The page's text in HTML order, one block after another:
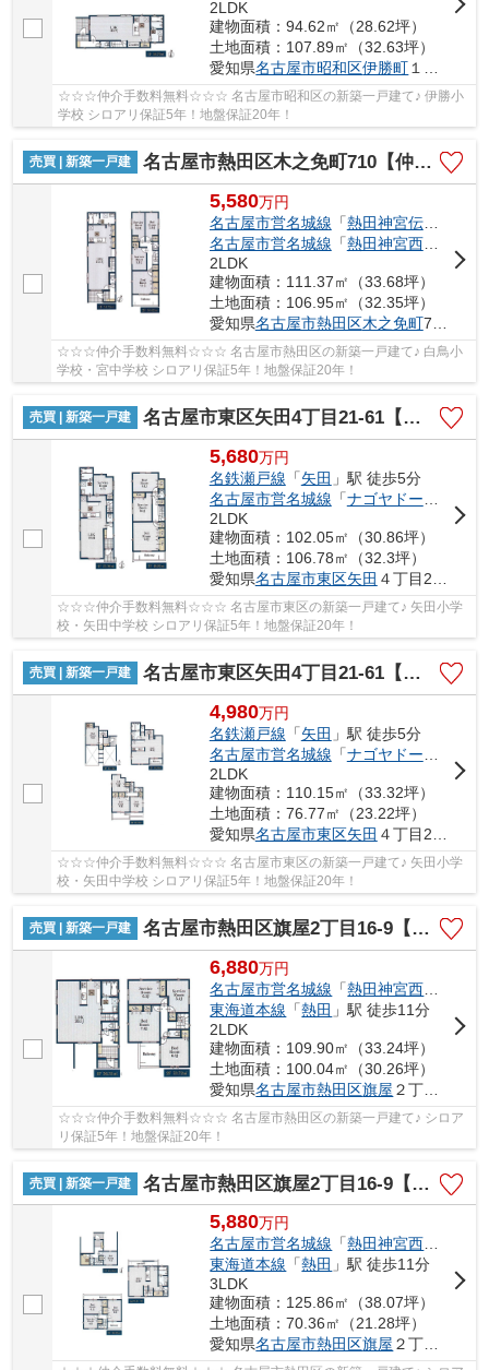
2LDK
建物面積：94.62㎡（28.62坪）
土地面積：107.89㎡（32.63坪）
愛知県名古屋市昭和区伊勝町１丁目55-1
☆☆☆仲介手数料無料☆☆☆ 名古屋市昭和区の新築一戸建て♪ 伊勝小
学校 シロアリ保証5年！地盤保証20年！
売買 | 新築一戸建 名古屋市熱田区木之免町710【仲介手数料無料】新築一戸建て
5,580万円
名古屋市営名城線 「熱田神宮伝馬町
名古屋市営名城線 「熱田神宮西」駅 徒
2LDK
建物面積：111.37㎡（33.68坪）
土地面積：106.95㎡（32.35坪）
愛知県名古屋市熱田区木之免町710
☆☆☆仲介手数料無料☆☆☆ 名古屋市熱田区の新築一戸建て♪ 白鳥小
学校・宮中学校 シロアリ保証5年！地盤保証20年！
売買 | 新築一戸建 名古屋市東区矢田4丁目21-61【仲介手数料無料】新築一戸建て 1号棟
5,680万円
名鉄瀬戸線 「矢田 」駅 徒歩5分
名古屋市営名城線 「ナゴヤドーム前矢田
2LDK
建物面積：102.05㎡（30.86坪）
土地面積：106.78㎡（32.3坪）
愛知県名古屋市東区矢田 ４丁目21-61
☆☆☆仲介手数料無料☆☆☆ 名古屋市東区の新築一戸建て♪ 矢田小学
校・矢田中学校 シロアリ保証5年！地盤保証20年！
売買 | 新築一戸建 名古屋市東区矢田4丁目21-61【仲介手数料無料】新築一戸建て 2号棟
4,980万円
名鉄瀬戸線 「矢田 」駅 徒歩5分
名古屋市営名城線 「ナゴヤドーム前矢田
2LDK
建物面積：110.15㎡（33.32坪）
土地面積：76.77㎡（23.22坪）
愛知県名古屋市東区矢田 ４丁目21-61
☆☆☆仲介手数料無料☆☆☆ 名古屋市東区の新築一戸建て♪ 矢田小学
校・矢田中学校 シロアリ保証5年！地盤保証20年！
売買 | 新築一戸建 名古屋市熱田区旗屋2丁目16-9【仲介手数料無料】新築一戸建て 1号棟
6,880万円
名古屋市営名城線 「熱田神宮西
東海道本線 「熱田 」駅 徒歩11分
2LDK
建物面積：109.90㎡（33.24坪）
土地面積：100.04㎡（30.26坪）
愛知県名古屋市熱田区旗屋 ２丁目16-9
☆☆☆仲介手数料無料☆☆☆ 名古屋市熱田区の新築一戸建て♪ シロア
リ保証5年！地盤保証20年！
売買 | 新築一戸建 名古屋市熱田区旗屋2丁目16-9【仲介手数料無料】新築一戸建て 4号棟
5,880万円
名古屋市営名城線 「熱田神宮西」駅 徒
東海道本線 「熱田 」駅 徒歩11分
3LDK
建物面積：125.86㎡（38.07坪）
土地面積：70.36㎡（21.28坪）
愛知県名古屋市熱田区旗屋 ２丁目16-9